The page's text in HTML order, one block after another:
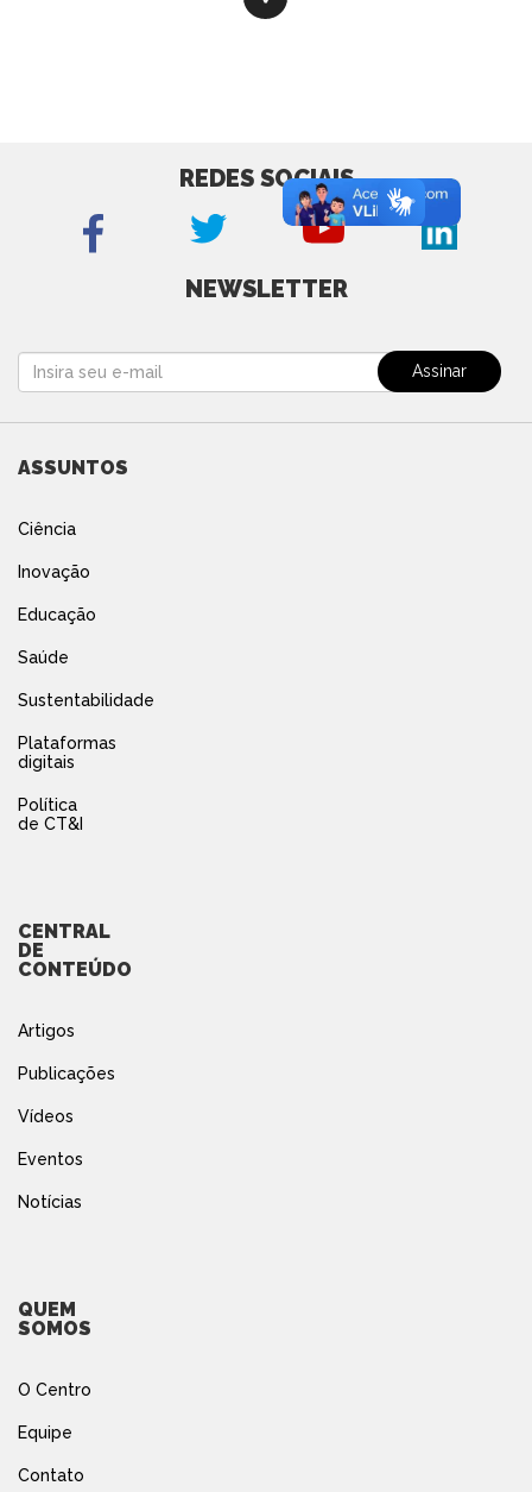
REDES SOCIAIS
NEWSLETTER
ASSUNTOS
Ciência
Inovação
Educação
Saúde
Sustentabilidade
Plataformas
digitais
Política
de CT&I
CENTRAL
DE
CONTEÚDO
Artigos
Publicações
Vídeos
Eventos
Notícias
QUEM
SOMOS
O Centro
Equipe
Contato